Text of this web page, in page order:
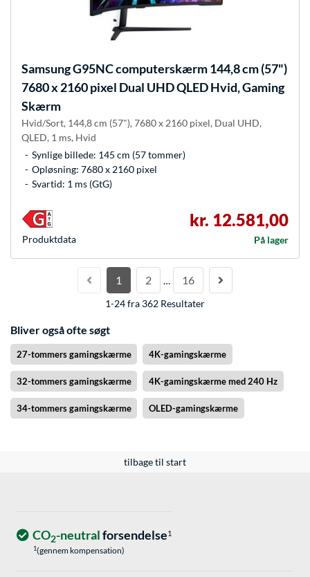
SamsungG95NC computerskærm 144,8 cm (57")
7680 x 2160 pixel Dual UHD QLED Hvid, Gaming
Skærm
Hvid/Sort, 144,8 cm (57"), 7680 x 2160 pixel, Dual UHD,
QLED, 1 ms, Hvid
Synlige billede: 145 cm (57 tommer)
Opløsning: 7680 x 2160 pixel
Svartid: 1 ms (GtG)
kr. 12.581,00
På lager
Produkt­data
1 2 … 16
1-24 fra 362 Resultater
Bliver også ofte søgt
27-tommers gamingskærme 4K-gamingskærme
32-tommers gamingskærme 4K-gamingskærme med 240 Hz
34-tommers gamingskærme OLED-gamingskærme
tilbage til start
CO2-neutralforsendelse1
1(gennem kompensation)